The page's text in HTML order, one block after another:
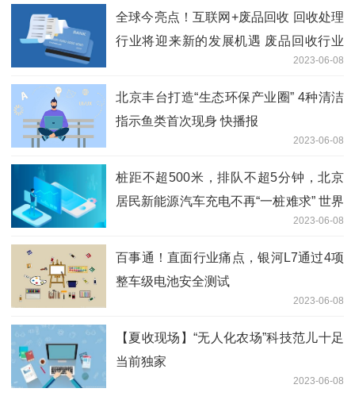
全球今亮点！互联网+废品回收 回收处理
行业将迎来新的发展机遇 废品回收行业
2023-06-08
北京丰台打造“生态环保产业圈” 4种清洁
指示鱼类首次现身 快播报
2023-06-08
桩距不超500米，排队不超5分钟，北京
居民新能源汽车充电不再“一桩难求” 世界
2023-06-08
百事通！直面行业痛点，银河L7通过4项
整车级电池安全测试
2023-06-08
【夏收现场】“无人化农场”科技范儿十足
当前独家
2023-06-08